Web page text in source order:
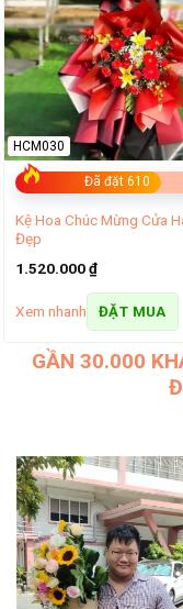
Đã đặt 610
HCM030
Kệ Hoa Chúc Mừng Cửa
Đẹp
1.520.000₫
Xem nhanh ĐẶT MUA
GẦN 30.000